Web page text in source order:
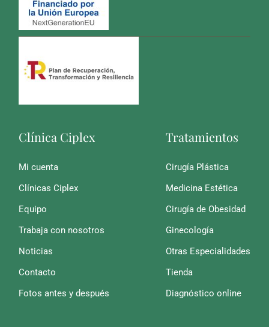
Clínica Ciplex
Mi cuenta
Clínicas Ciplex
Equipo
Trabaja con nosotros
Noticias
Contacto
Fotos antes y después
Tratamientos
Cirugía Plástica
Medicina Estética
Cirugía de Obesidad
Ginecología
Otras Especialidades
Tienda
Diagnóstico online